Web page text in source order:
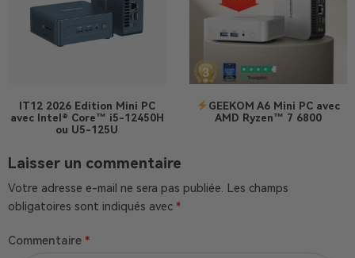
IT12 2026 Edition Mini PC
avec Intel® Core™ i5-12450H
ou U5-125U
GEEKOM A6 Mini PC avec
AMD Ryzen™ 7 6800
Laisser un commentaire
Votre adresse e-mail ne sera pas publiée. Les champs
obligatoires sont indiqués avec *
Commentaire *